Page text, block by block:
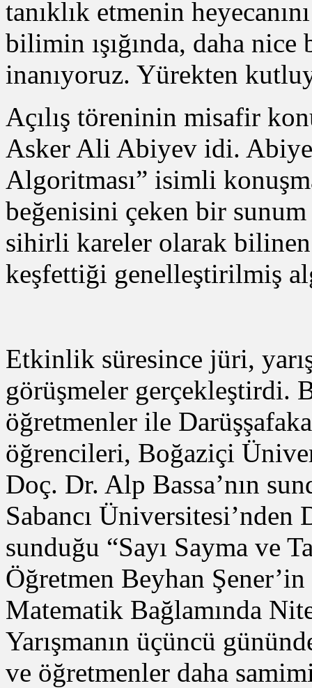
tanıklık etmenin
bilimin ışığında, daha nice
inanıyoruz. Yürekten
Açılış töreninin misafir
Asker Ali Abiyev idi.
Algoritması” isimli
beğenisini çeken bir
sihirli kareler olarak
keşfettiği genelleştirilmiş
Etkinlik süresince jüri,
görüşmeler gerçekleştirdi.
öğretmenler ile
öğrencileri, Boğaziçi
Doç. Dr. Alp Bassa’nın
Sabancı
sunduğu “Sayı Sayma ve
Öğretmen Beyhan
Matematik Bağlamında
Yarışmanın üçüncü
ve öğretmenler daha